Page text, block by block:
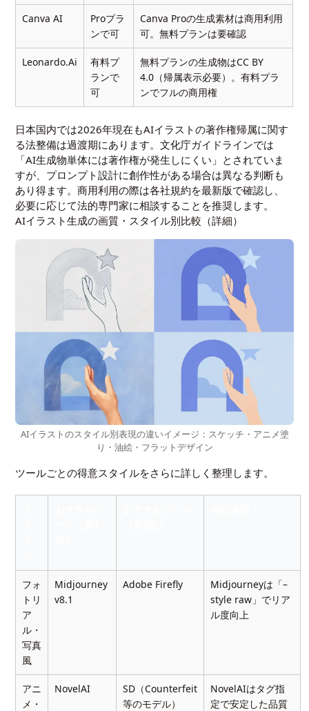
Canva AI
Proプラ
ンで可
Canva Proの生成素材は商用利用
可。無料プランは要確認
Leonardo.Ai
有料プ
ランで
可
無料プランの生成物はCC BY
4.0（帰属表示必要）。有料プラ
ンでフルの商用権
日本国内では2026年現在もAIイラストの著作権帰属に関す
る法整備は過渡期にあります。文化庁ガイドラインでは
「AI生成物単体には著作権が発生しにくい」とされていま
すが、プロンプト設計に創作性がある場合は異なる判断も
あり得ます。商用利用の際は各社規約を最新版で確認し、
必要に応じて法的専門家に相談することを推奨します。
AIイラスト生成の画質・スタイル別比較（詳細）
AIイラストのスタイル別表現の違いイメージ：スケッチ・アニメ塗
り・油絵・フラットデザイン
ツールごとの得意スタイルをさらに詳しく整理します。
フォ
トリ
ア
ル・
写真
風
Midjourney
v8.1
Adobe Firefly
Midjourneyは「–
style raw」でリア
ル度向上
アニ
メ・
NovelAI
SD（Counterfeit
等のモデル）
NovelAIはタグ指
定で安定した品質